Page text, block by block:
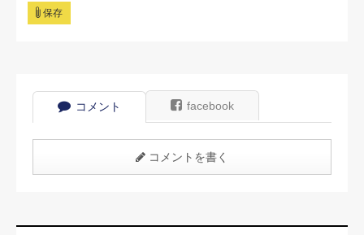
保存
コメント facebook
コメントを書く